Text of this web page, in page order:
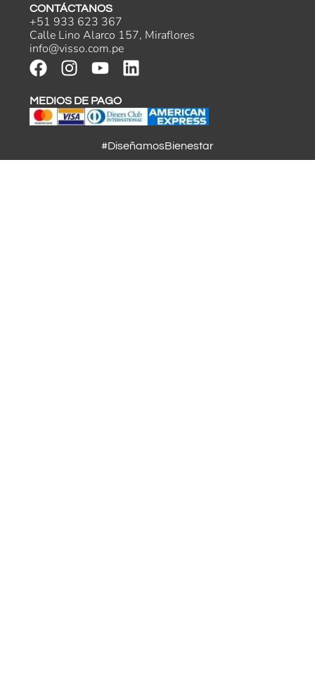
CONTÁCTANOS
+51 933 623 367
Calle Lino Alarco 157, Miraflores
info@visso.com.pe
MEDIOS DE PAGO
#DiseñamosBienestar